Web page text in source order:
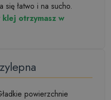
się łatwo i na sucho.
otrzymasz w
powierzchnie